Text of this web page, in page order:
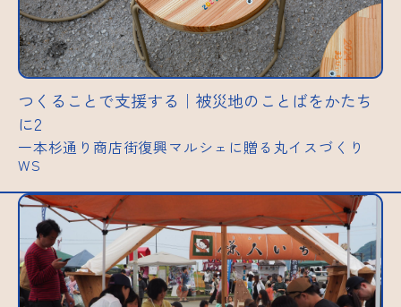
つくることで支援する｜被災地のことばをかたち
に2
一本杉通り商店街復興マルシェに贈る丸イスづくり
WS